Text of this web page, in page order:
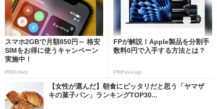
スマホ2GBで月額850円～ 格安
SIMをお得に使うキャンペーン
実施中！
PR(IIJmio)
FPが解説！Apple製品を分割手
数料0円で入手する方法とは？
PR(Fav-Log)
【女性が選んだ】朝食にピッタリだと思う「ヤマザ
キの菓子パン」ランキングTOP30...